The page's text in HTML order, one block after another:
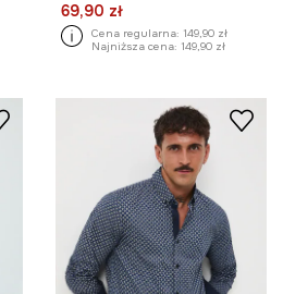
69,90 zł
Cena regularna: 149,90 zł
Najniższa cena: 149,90 zł